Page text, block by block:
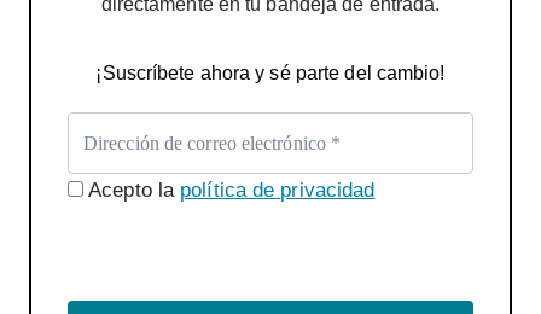
¡Suscríbete ahora y sé parte del cambio!
Acepto la política de privacidad